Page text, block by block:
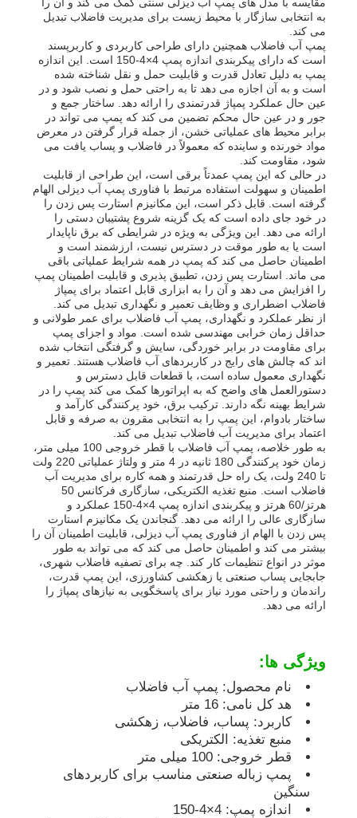
دربارهی ما
کارخانه تور
کنترل کیفیت
تماس با ما
اخبار
همه موارد
درخواست نقل قول
مجموعه دیزل ژنراتور
مجموعه ژنراتور بنزین
مجموعه ژنراتور اینورتر
مجموعه ژنراتور قابل حمل
مجموعه ژنراتور صنعتی
مجموعه ژنراتور دیجیتال
ژنراتور فریم باز
مجموعه ژنراتور ضد صدا
ژنراتور خانگی
به انتخابی سازگار با محیط زیست برای مدیریت فاضلاب تبدیل
می کند.
پمپ آب فاضلاب همچنین دارای طراحی کاربردی و کاربرپسند
است که دارای پیکربندی اندازه پمپ 4×4-150 است. این اندازه
پمپ به دلیل تعادل قدرت و قابلیت حمل و نقل شناخته شده
است و به آن اجازه می دهد تا به راحتی حمل و نصب شود و در
عین حال عملکرد پمپاژ قدرتمندی را ارائه دهد. ساختار جمع و
جور و در عین حال محکم تضمین می کند که پمپ می تواند در
برابر محیط های عملیاتی خشن، از جمله قرار گرفتن در معرض
مواد خورنده و ساینده که معمولاً در فاضلاب و پساب یافت می
شود، مقاومت کند.
در حالی که این پمپ عمدتاً برقی است، این طراحی از قابلیت
اطمینان و سهولت استفاده مرتبط با فناوری پمپ آب دیزلی الهام
گرفته است. قابل ذکر است، این مکانیزم استارت پس زدن را
در خود جای داده است که یک گزینه شروع پشتیبان دستی را
ارائه می دهد. این ویژگی به ویژه در شرایطی که برق ناپایدار
است یا به طور موقت در دسترس نیست، ارزشمند است و
اطمینان حاصل می کند که پمپ در همه شرایط عملیاتی باقی
می ماند. استارت پس زدن، تطبیق پذیری و قابلیت اطمینان پمپ
را افزایش می دهد و آن را به ابزاری قابل اعتماد برای پمپاژ
فاضلاب اضطراری و وظایف تعمیر و نگهداری تبدیل می کند.
از نظر عملکرد و نگهداری، پمپ آب فاضلاب برای عمر طولانی و
حداقل زمان خرابی مهندسی شده است. مواد و اجزای پمپ
برای مقاومت در برابر خوردگی، سایش و گرفتگی انتخاب شده
اند که چالش های رایج در کاربردهای آب فاضلاب هستند. تعمیر و
نگهداری معمول ساده است، با قطعات قابل دسترس و
دستورالعمل های واضح که به اپراتورها کمک می کند پمپ را در
شرایط بهینه نگه دارند. ترکیب برق، خود پرکنندگی کارآمد و
ساختار بادوام، این پمپ را به انتخابی مقرون به صرفه و قابل
اعتماد برای مدیریت آب فاضلاب تبدیل می کند.
به طور خلاصه، پمپ آب فاضلاب با قطر خروجی 100 میلی متر،
زمان خود پرکنندگی 180 ثانیه در 4 متر و ولتاژ عملیاتی 220 ولت
تا 240 ولت، یک راه حل قدرتمند و همه کاره برای مدیریت آب
فاضلاب است. منبع تغذیه الکتریکی، سازگاری فرکانس 50
هرتز/60 هرتز و پیکربندی اندازه پمپ 4×4-150 عملکرد و
سازگاری عالی را ارائه می دهد. گنجاندن یک مکانیزم استارت
پس زدن با الهام از فناوری پمپ آب دیزلی، قابلیت اطمینان آن را
بیشتر می کند و اطمینان حاصل می کند که می تواند به طور
موثر در انواع تنظیمات کار کند. چه برای تصفیه فاضلاب شهری،
جابجایی پساب صنعتی یا زهکشی کشاورزی، این پمپ قدرت،
راندمان و راحتی مورد نیاز برای پاسخگویی به نیازهای پمپاژ را
ارائه می دهد.
ویژگی ها:
نام محصول: پمپ آب فاضلاب
هد کل نامی: 16 متر
کاربرد: پساب، فاضلاب، زهکشی
منبع تغذیه: الکتریکی
قطر خروجی: 100 میلی متر
پمپ زباله صنعتی مناسب برای کاربردهای
سنگین
اندازه پمپ: 4×4-150